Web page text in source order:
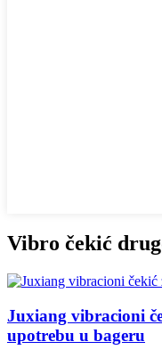
Vibro čekić
Juxiang vibracioni
upotrebu u bageru